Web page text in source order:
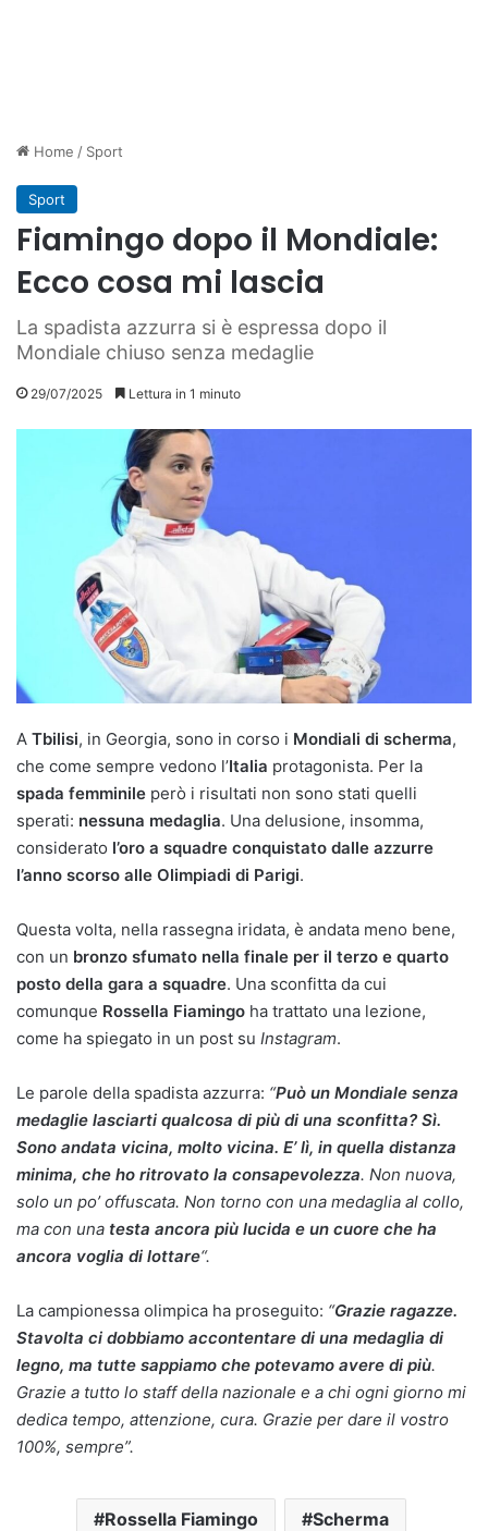
Home / Sport
Sport
Fiamingo dopo il Mondiale:
Ecco cosa mi lascia
La spadista azzurra si è espressa dopo il
Mondiale chiuso senza medaglie
29/07/2025 Lettura in 1 minuto
A Tbilisi, in Georgia, sono in corso i Mondiali di scherma,
che come sempre vedono l’Italia protagonista. Per la
spada femminile però i risultati non sono stati quelli
sperati: nessuna medaglia. Una delusione, insomma,
considerato l’oro a squadre conquistato dalle azzurre
l’anno scorso alle Olimpiadi di Parigi.
Questa volta, nella rassegna iridata, è andata meno bene,
con un bronzo sfumato nella finale per il terzo e quarto
posto della gara a squadre. Una sconfitta da cui
comunque Rossella Fiamingo ha trattato una lezione,
come ha spiegato in un post su Instagram.
Le parole della spadista azzurra: “Può un Mondiale senza
medaglie lasciarti qualcosa di più di una sconfitta? Sì.
Sono andata vicina, molto vicina. E’ lì, in quella distanza
minima, che ho ritrovato la consapevolezza. Non nuova,
solo un po’ offuscata. Non torno con una medaglia al collo,
ma con una testa ancora più lucida e un cuore che ha
ancora voglia di lottare“.
La campionessa olimpica ha proseguito: “Grazie ragazze.
Stavolta ci dobbiamo accontentare di una medaglia di
legno, ma tutte sappiamo che potevamo avere di più.
Grazie a tutto lo staff della nazionale e a chi ogni giorno mi
dedica tempo, attenzione, cura. Grazie per dare il vostro
100%, sempre”.
Rossella Fiamingo Scherma